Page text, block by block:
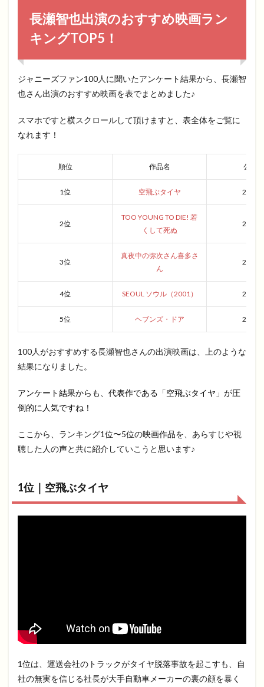
長瀬智也出演のおすすめ映画ラン
キングTOP5！
ジャニーズファン100人に聞いたアンケート結果から、長瀬智
也さん出演のおすすめ映画を表でまとめました♪
スマホですと横スクロールして頂けますと、表全体をご覧に
なれます！
順位 作品名 公開年
1位 空飛ぶタイヤ 2018
2位
TOO YOUNG TO DIE! 若
くして死ぬ
2016
3位
真夜中の弥次さん喜多さ
ん
2005
4位 SEOUL ソウル（2001） 2002
5位 ヘブンズ・ドア 2009
100人がおすすめする長瀬智也さんの出演映画は、上のような
結果になりました。
アンケート結果からも、代表作である「空飛ぶタイヤ」が圧
倒的に人気ですね！
ここから、ランキング1位〜5位の映画作品を、あらすじや視
聴した人の声と共に紹介していこうと思います♪
1位｜空飛ぶタイヤ
1位は、運送会社のトラックがタイヤ脱落事故を起こすも、自
社の無実を信じる社長が大手自動車メーカーの裏の顔を暴く